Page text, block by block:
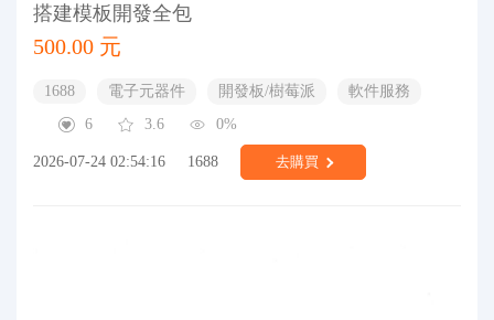
搭建模板開發全包
500.00 元
1688 電子元器件 開發板/樹莓派
軟件服務
6
3.6 0%
2026-07-24 02:54:16 1688 去購買